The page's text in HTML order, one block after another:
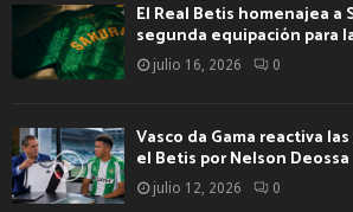
El Real Betis homenajea a
segunda equipación para
julio 16, 2026 0
Vasco da Gama reactiva
el Betis por Nelson Deossa
julio 12, 2026 0